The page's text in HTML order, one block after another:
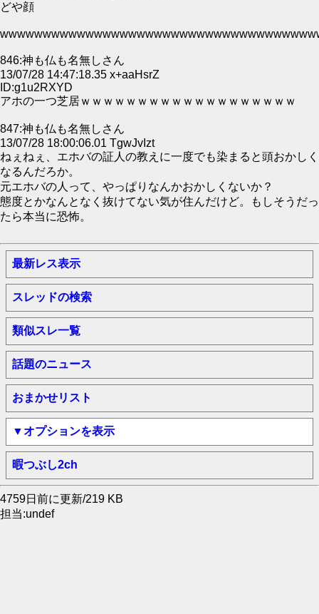
どや顔
846:神も仏も名無しさん
13/07/28 14:47:18.35 x+aaHsrZ
ID:g1u2RXYD
アホの一つ芝居ｗｗｗｗｗｗｗｗｗｗｗｗｗｗｗｗｗｗｗ
847:神も仏も名無しさん
13/07/28 18:00:06.01 TgwJvIzt
ねぇねぇ、エホバの証人の教えに一度でも染まると頭おかしく
なるんだろか。
元エホバの人って、やっぱりなんかおかしくないか？
態度とかなんとなく抜けてない気が住んだけど。もしそうだっ
たら本当に恐怖。
最新レス表示
スレッドの検索
類似スレ一覧
話題のニュース
おまかせリスト
▼オプションを表示
暇つぶし2ch
4759日前に更新/219 KB
担当:undef